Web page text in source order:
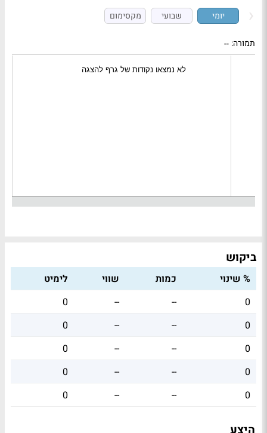
יומי שבועי מקסימום
תמורה: --
ביקוש
% שינוי כמות שווי
לימיט
0
--
--
0
0
--
--
0
0
--
--
0
0
--
--
0
0
--
--
0